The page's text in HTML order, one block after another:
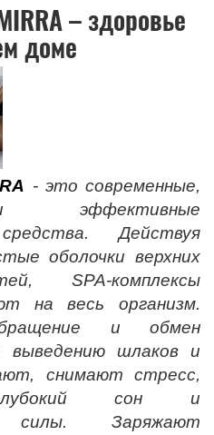
– здоровье
доме
- это современные,
эффективные
Действуя
оболочки верхних
SPA-комплексы
на весь организм.
и обмен
выведению шлаков и
снимают стресс,
сон и
силы. Заряжают